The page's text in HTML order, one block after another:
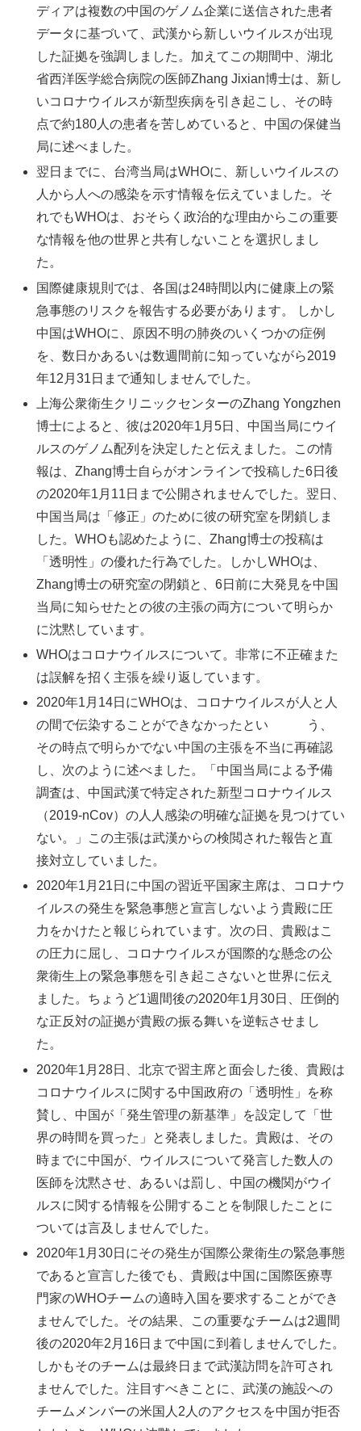
ディアは複数の中国のゲノム企業に送信された患者
データに基づいて、武漢から新しいウイルスが出現
した証拠を強調しました。加えてこの期間中、湖北
省西洋医学総合病院の医師Zhang Jixian博士は、新し
いコロナウイルスが新型疾病を引き起こし、その時
点で約180人の患者を苦しめていると、中国の保健当
局に述べました。
翌日までに、台湾当局はWHOに、新しいウイルスの
人から人への感染を示す情報を伝えていました。そ
れでもWHOは、おそらく政治的な理由からこの重要
な情報を他の世界と共有しないことを選択しまし
た。
国際健康規則では、各国は24時間以内に健康上の緊
急事態のリスクを報告する必要があります。 しかし
中国はWHOに、原因不明の肺炎のいくつかの症例
を、数日かあるいは数週間前に知っていながら2019
年12月31日まで通知しませんでした。
上海公衆衛生クリニックセンターのZhang Yongzhen
博士によると、彼は2020年1月5日、中国当局にウイ
ルスのゲノム配列を決定したと伝えました。この情
報は、Zhang博士自らがオンラインで投稿した6日後
の2020年1月11日まで公開されませんでした。翌日、
中国当局は「修正」のために彼の研究室を閉鎖しま
した。WHOも認めたように、Zhang博士の投稿は
「透明性」の優れた行為でした。しかしWHOは、
Zhang博士の研究室の閉鎖と、6日前に大発見を中国
当局に知らせたとの彼の主張の両方について明らか
に沈黙しています。
WHOはコロナウイルスについて。非常に不正確また
は誤解を招く主張を繰り返しています。
2020年1月14日にWHOは、コロナウイルスが人と人
の間で伝染することができなかったとい う、
その時点で明らかでない中国の主張を不当に再確認
し、次のように述べました。「中国当局による予備
調査は、中国武漢で特定された新型コロナウイルス
（2019-nCov）の人人感染の明確な証拠を見つけてい
ない。」この主張は武漢からの検閲された報告と直
接対立していました。
2020年1月21日に中国の習近平国家主席は、コロナウ
イルスの発生を緊急事態と宣言しないよう貴殿に圧
力をかけたと報じられています。次の日、貴殿はこ
の圧力に屈し、コロナウイルスが国際的な懸念の公
衆衛生上の緊急事態を引き起こさないと世界に伝え
ました。ちょうど1週間後の2020年1月30日、圧倒的
な正反対の証拠が貴殿の振る舞いを逆転させまし
た。
2020年1月28日、北京で習主席と面会した後、貴殿は
コロナウイルスに関する中国政府の「透明性」を称
賛し、中国が「発生管理の新基準」を設定して「世
界の時間を買った」と発表しました。貴殿は、その
時までに中国が、ウイルスについて発言した数人の
医師を沈黙させ、あるいは罰し、中国の機関がウイ
ルスに関する情報を公開することを制限したことに
ついては言及しませんでした。
2020年1月30日にその発生が国際公衆衛生の緊急事態
であると宣言した後でも、貴殿は中国に国際医療専
門家のWHOチームの適時入国を要求することができ
ませんでした。その結果、この重要なチームは2週間
後の2020年2月16日まで中国に到着しませんでした。
しかもそのチームは最終日まで武漢訪問を許可され
ませんでした。注目すべきことに、武漢の施設への
チームメンバーの米国人2人のアクセスを中国が拒否